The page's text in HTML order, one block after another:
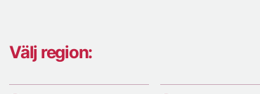
Välj region: